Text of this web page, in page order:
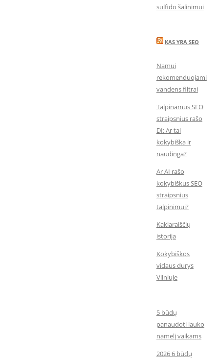
sulfido šalinimui
KAS YRA SEO
Namui
rekomenduojami
vandens filtrai
Talpinamus SEO
straipsnius rašo
DI: Ar tai
kokybiška ir
naudinga?
Ar AI rašo
kokybiškus SEO
straipsnius
talpinimui?
Kaklaraiščių
istorija
Kokybiškos
vidaus durys
Vilniuje
5 būdų
panaudoti lauko
namelį vaikams
2026 6 būdų